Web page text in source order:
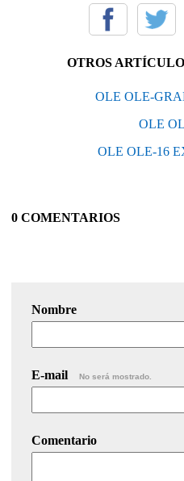
OTROS
OLE OLE-
OLE
OLE OLE-16
0 COMENTARIOS
Nombre
E-mail No será mostrado.
Comentario